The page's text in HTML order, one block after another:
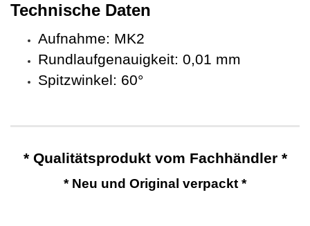
Technische Daten
Aufnahme: MK2
Rundlaufgenauigkeit: 0,01 mm
Spitzwinkel: 60°
* Qualitätsprodukt vom Fachhändler *
* Neu und Original verpackt *